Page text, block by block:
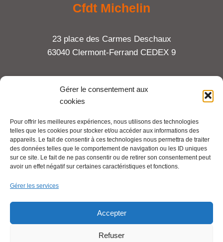
Gérer le consentement aux
cookies
Pour offrir les meilleures expériences, nous utilisons des technologies
telles que les cookies pour stocker et/ou accéder aux informations des
appareils. Le fait de consentir à ces technologies nous permettra de traiter
des données telles que le comportement de navigation ou les ID uniques
sur ce site. Le fait de ne pas consentir ou de retirer son consentement peut
avoir un effet négatif sur certaines caractéristiques et fonctions.
Gérer les services
Accepter
Refuser
Cfdt Michelin
23 place des Carmes Deschaux
63040 Clermont-Ferrand CEDEX 9
Tel : 06 65 27 23 81
Mentions légales
Pour aller plus loin :
Se syndiquer en ligne
Nous contacter